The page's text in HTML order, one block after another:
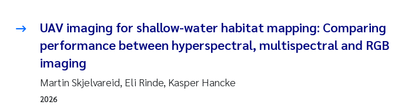
UAV imaging for shallow-water habitat mapping: Comparing
performance between hyperspectral, multispectral and RGB
imaging
Martin Skjelvareid, Eli Rinde, Kasper Hancke
2026